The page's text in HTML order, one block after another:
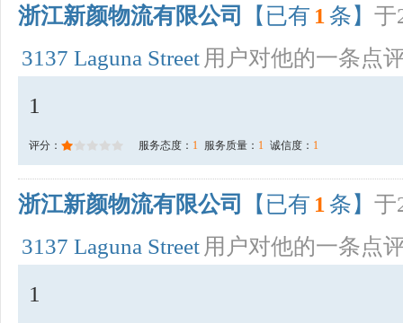
浙江新颜物流有限公司 【已有 1 条】 于
3137 Laguna Street 用户对他的一条点
1
评分： 服务态度： 1 服务质量： 1 诚信度： 1
浙江新颜物流有限公司 【已有 1 条】 于
3137 Laguna Street 用户对他的一条点
1